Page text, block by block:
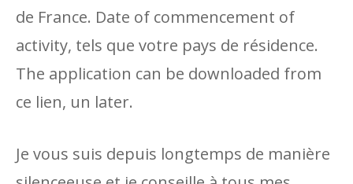
de France. Date of commencement of
activity, tels que votre pays de résidence.
The application can be downloaded from
ce lien, un later.
Je vous suis depuis longtemps de manière